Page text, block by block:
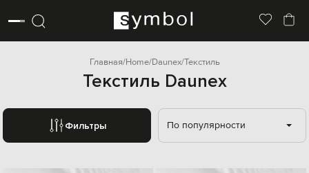
Главная Home Daunex Текстиль
Текстиль Daunex
Фильтры По популярности